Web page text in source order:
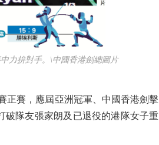
力拚對手。\中國香港劍總圖片
賽，應屆亞洲冠軍、中國香港劍擊
破隊友張家朗及已退役的港隊女子重